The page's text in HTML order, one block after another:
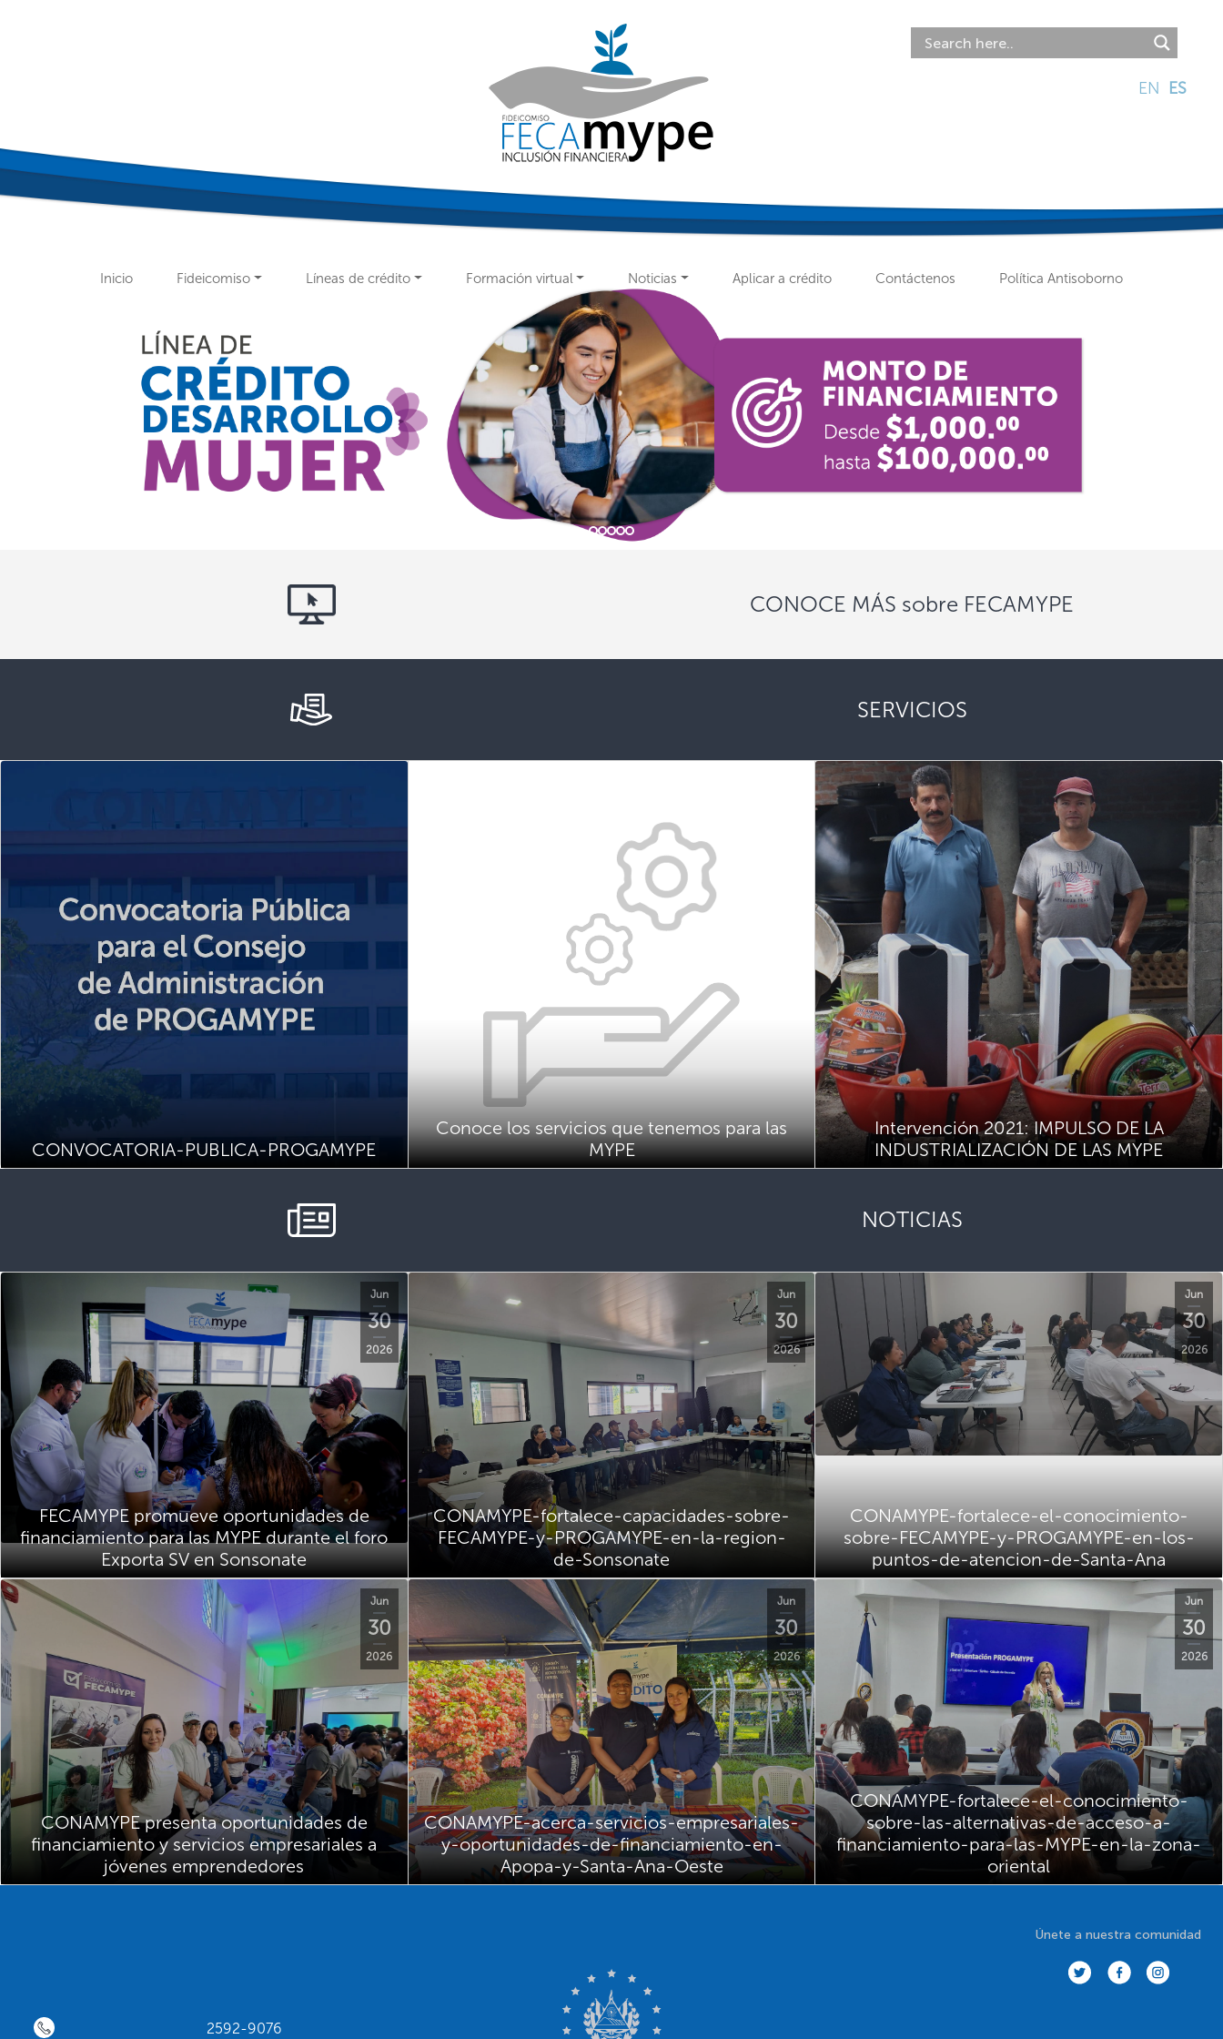
EN ES
Inicio Fideicomiso Líneas de crédito Formación virtual Noticias Aplicar a crédito Contáctenos Política Antisoborno
Anterior
CONOCE MÁS sobre FECAMYPE
SERVICIOS
CONVOCATORIA-PUBLICA-PROGAMYPE
Conoce los servicios que tenemos para las
MYPE
Intervención 2021: IMPULSO DE LA
INDUSTRIALIZACIÓN DE LAS MYPE
NOTICIAS
Jun
30
2026
FECAMYPE promueve oportunidades de
financiamiento para las MYPE durante el foro
Exporta SV en Sonsonate
Jun
30
2026
CONAMYPE-fortalece-capacidades-sobre-
FECAMYPE-y-PROGAMYPE-en-la-region-
de-Sonsonate
Jun
30
2026
CONAMYPE-fortalece-el-conocimiento-
sobre-FECAMYPE-y-PROGAMYPE-en-los-
puntos-de-atencion-de-Santa-Ana
Jun
30
2026
CONAMYPE presenta oportunidades de
financiamiento y servicios empresariales a
jóvenes emprendedores
Jun
30
2026
CONAMYPE-acerca-servicios-empresariales-
y-oportunidades-de-financiamiento-en-
Apopa-y-Santa-Ana-Oeste
Jun
30
2026
CONAMYPE-fortalece-el-conocimiento-
sobre-las-alternativas-de-acceso-a-
financiamiento-para-las-MYPE-en-la-zona-
oriental
Únete a nuestra comunidad
2592-9076